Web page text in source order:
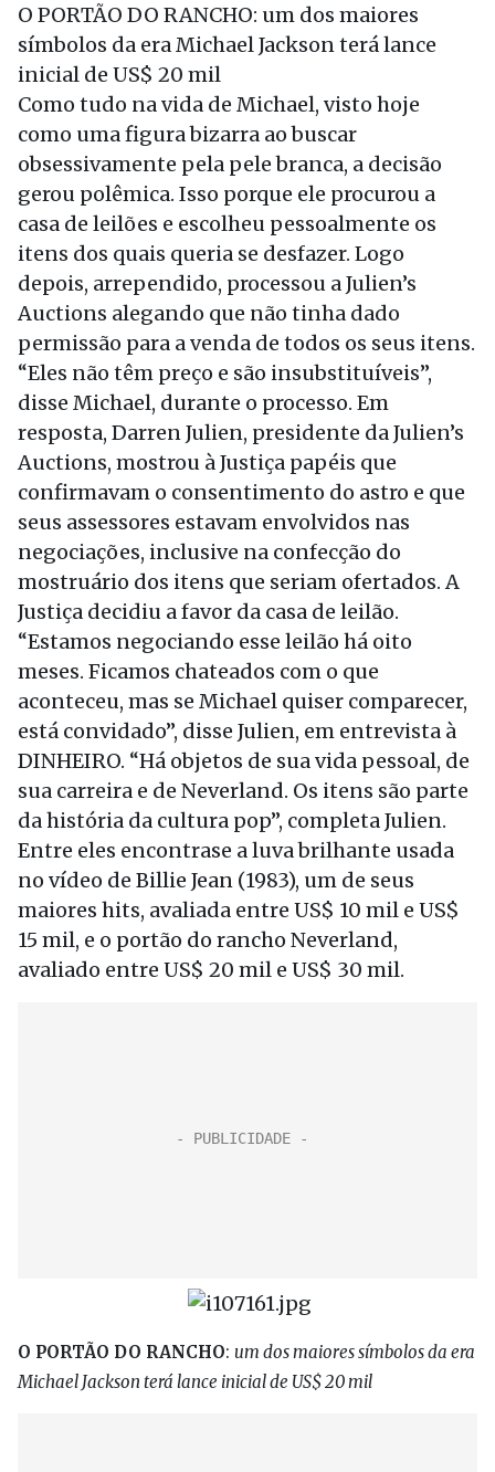
O PORTÃO DO RANCHO: um dos maiores
símbolos da era Michael Jackson terá lance
inicial de US$ 20 mil
Como tudo na vida de Michael, visto hoje
como uma figura bizarra ao buscar
obsessivamente pela pele branca, a decisão
gerou polêmica. Isso porque ele procurou a
casa de leilões e escolheu pessoalmente os
itens dos quais queria se desfazer. Logo
depois, arrependido, processou a Julien’s
Auctions alegando que não tinha dado
permissão para a venda de todos os seus itens.
“Eles não têm preço e são insubstituíveis”,
disse Michael, durante o processo. Em
resposta, Darren Julien, presidente da Julien’s
Auctions, mostrou à Justiça papéis que
confirmavam o consentimento do astro e que
seus assessores estavam envolvidos nas
negociações, inclusive na confecção do
mostruário dos itens que seriam ofertados. A
Justiça decidiu a favor da casa de leilão.
“Estamos negociando esse leilão há oito
meses. Ficamos chateados com o que
aconteceu, mas se Michael quiser comparecer,
está convidado”, disse Julien, em entrevista à
DINHEIRO. “Há objetos de sua vida pessoal, de
sua carreira e de Neverland. Os itens são parte
da história da cultura pop”, completa Julien.
Entre eles encontrase a luva brilhante usada
no vídeo de Billie Jean (1983), um de seus
maiores hits, avaliada entre US$ 10 mil e US$
15 mil, e o portão do rancho Neverland,
avaliado entre US$ 20 mil e US$ 30 mil.
O PORTÃO DO RANCHO: um dos maiores símbolos da era
Michael Jackson terá lance inicial de US$ 20 mil